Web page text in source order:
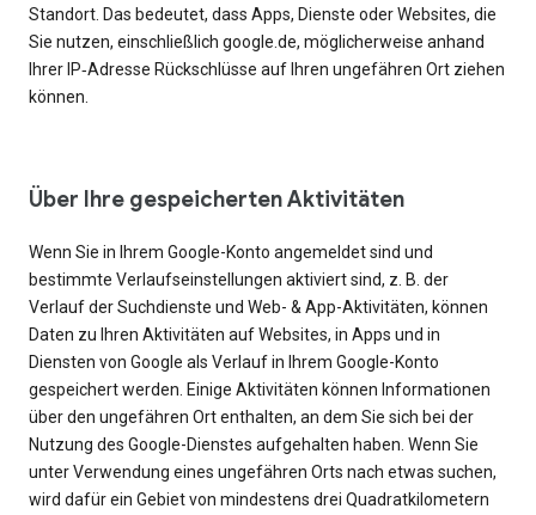
Standort. Das bedeutet, dass Apps, Dienste oder Websites, die
Sie nutzen, einschließlich google.de, möglicherweise anhand
Ihrer IP‑Adresse Rückschlüsse auf Ihren ungefähren Ort ziehen
können.
Über Ihre gespeicherten Aktivitäten
Wenn Sie in Ihrem Google-Konto angemeldet sind und
bestimmte Verlaufseinstellungen aktiviert sind, z. B. der
Verlauf der Suchdienste und Web- & App-Aktivitäten, können
Daten zu Ihren Aktivitäten auf Websites, in Apps und in
Diensten von Google als Verlauf in Ihrem Google-Konto
gespeichert werden. Einige Aktivitäten können Informationen
über den ungefähren Ort enthalten, an dem Sie sich bei der
Nutzung des Google-Dienstes aufgehalten haben. Wenn Sie
unter Verwendung eines ungefähren Orts nach etwas suchen,
wird dafür ein Gebiet von mindestens drei Quadratkilometern